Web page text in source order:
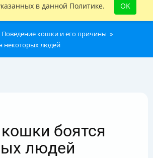
в данной Политике.
OK
Поведение кошки и его причины
некоторых людей
боятся
людей